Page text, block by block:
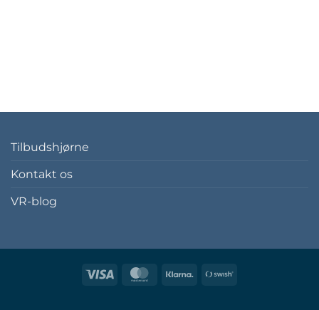
Tilbudshjørne
Kontakt os
VR-blog
Visa MasterCardKlarna
Swish